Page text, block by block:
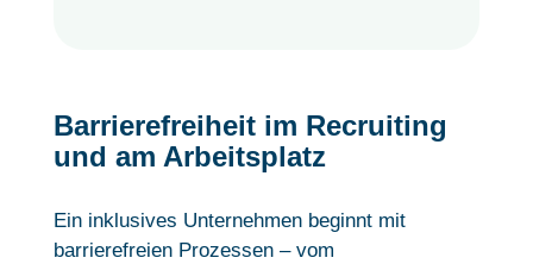
Barrierefreiheit im Recruiting
und am Arbeitsplatz
Ein inklusives Unternehmen beginnt mit
barrierefreien Prozessen – vom